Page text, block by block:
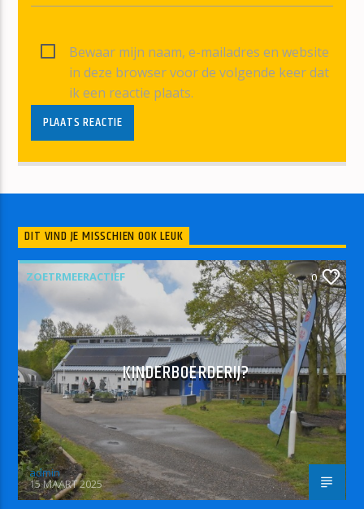
Bewaar mijn naam, e-mailadres en website
in deze browser voor de volgende keer dat
ik een reactie plaats.
DIT VIND JE MISSCHIEN OOK LEUK
ZOETRMEERACTIEF 0
KINDERBOERDERIJ?
admin
15 MAART 2025